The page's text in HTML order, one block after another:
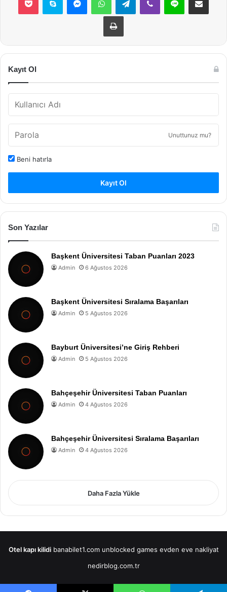
Yazdır
Kayıt Ol
Unuttunuz mu?
Beni hatırla
Kayıt Ol
Son Yazılar
Başkent Üniversitesi Taban Puanları 2023
Admin 6 Ağustos 2026
Başkent Üniversitesi Sıralama Başarıları
Admin 5 Ağustos 2026
Bayburt Üniversitesi’ne Giriş Rehberi
Admin 5 Ağustos 2026
Bahçeşehir Üniversitesi Taban Puanları
Admin 4 Ağustos 2026
Bahçeşehir Üniversitesi Sıralama Başarıları
Admin 4 Ağustos 2026
Daha Fazla Yükle
Otel kapı kilidi banabilet1.com unblocked games evden eve nakliyat
nedirblog.com.tr